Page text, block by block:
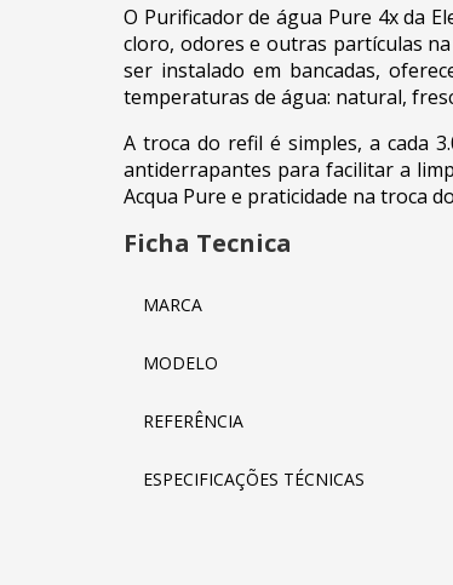
O Purificador de água Pure 4x da
cloro, odores e outras partículas
ser instalado em bancadas,
temperaturas de água: natural,
A troca do refil é simples, a cada
antiderrapantes para facilitar a
Acqua Pure e praticidade na troca
Ficha Tecnica
MARCA
MODELO
REFERÊNCIA
ESPECIFICAÇÕES TÉCNICAS